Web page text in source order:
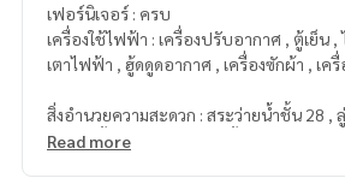
เฟอร์นิเจอร์ : ครบ
เครื่องใช้ไฟฟ้า : เครื่องปรับอากาศ , ตู้เย็น ,
เตาไฟฟ้า , ฮู้ดดูดอากาศ , เครื่อง
สิ่งอำนวยความสะดวก : สระว่ายน้ำชั้น 28 ,
ฟิตเนสชั้น 28. , สวนหย่อมชั้น 24 , ห้องสมุด
Read more